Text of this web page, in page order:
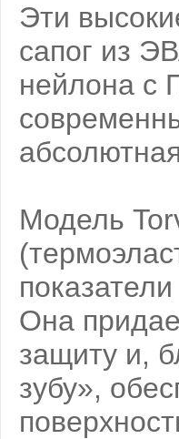
Эти
сапог из
нейлона с
Модель
Она
защиту и,
зубу»,